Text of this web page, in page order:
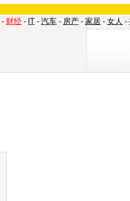
- 财经 - IT - 汽车 - 房产 - 家居 - 女人 -